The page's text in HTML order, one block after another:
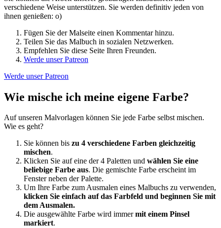
verschiedene Weise unterstützen. Sie werden definitiv jeden von
ihnen genießen: o)
Fügen Sie der Malseite einen Kommentar hinzu.
Teilen Sie das Malbuch in sozialen Netzwerken.
Empfehlen Sie diese Seite Ihren Freunden.
Werde unser Patreon
Werde unser Patreon
Wie mische ich meine eigene Farbe?
Auf unseren Malvorlagen können Sie jede Farbe selbst mischen.
Wie es geht?
Sie können bis zu 4 verschiedene Farben gleichzeitig
mischen.
Klicken Sie auf eine der 4 Paletten und wählen Sie eine
beliebige Farbe aus. Die gemischte Farbe erscheint im
Fenster neben der Palette.
Um Ihre Farbe zum Ausmalen eines Malbuchs zu verwenden,
klicken Sie einfach auf das Farbfeld und beginnen Sie mit
dem Ausmalen.
Die ausgewählte Farbe wird immermit einem Pinsel
markiert.